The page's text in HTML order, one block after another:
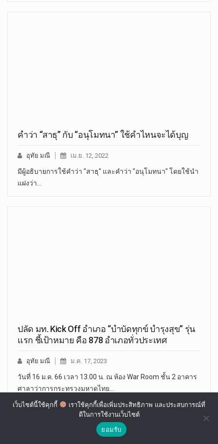
คำว่า “สาธุ” กับ “อนุโมทนา” ใช้คำไหนจะได้บุญ
อุทัย มณี เม.ย. 12, 2022
มีผู้อธิบายการใช้คำว่า "สาธุ" และคำว่า "อนุโมทนา" โดยใช้นำ
แฝงว่า…
ปลัด มท. Kick Off อำเภอ “บำบัดทุกข์ บำรุงสุข” รุ่น
แรก ชี้เป้าหมาย คือ 878 อำเภอทั่วประเทศ
อุทัย มณี ม.ค. 17, 2023
วันที่ 16 ม.ค. 66 เวลา 13.00 น. ณ ห้อง War Room ชั้น 2 อาคาร
ศาลาว่าการกระทรวงมหาดไทย…
RELATED ARTICLES
เว็บไซต์นี้ใช้คุกกี้
เราใช้คุกกี้เพื่อเพิ่มประสิทธิภาพ และประสบการณ์ที่
ดีในการใช้งานเว็บไซต์
ยอมรับ